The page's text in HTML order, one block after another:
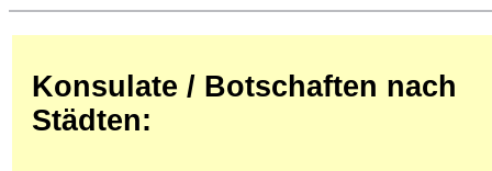
Konsulate / Botschaften nach
Städten: